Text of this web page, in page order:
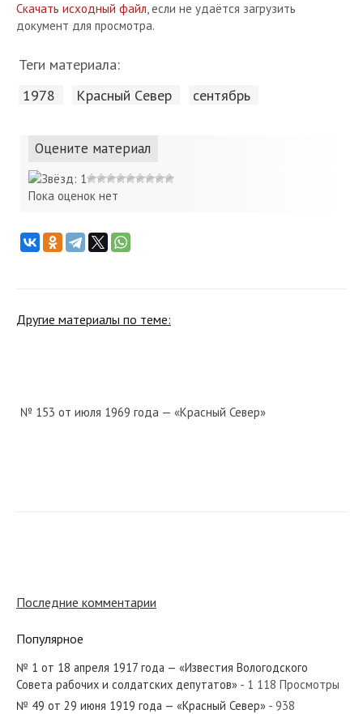
Скачать исходный файл, если не удаётся загрузить
документ для просмотра.
Теги материала:
1978 Красный Cевер сентябрь
Оцените материал
Пока оценок нет
Другие материалы по теме:
№ 153 от июля 1969 года — «Красный Север»
№ 149 от июня 1965 года — «Красный Север»
Последние комментарии
Популярное
№ 1 от 18 апреля 1917 года — «Известия Вологодского
Совета рабочих и солдатских депутатов» - 1 118 Просмотры
№ 49 от 29 июня 1919 года — «Красный Север» - 938